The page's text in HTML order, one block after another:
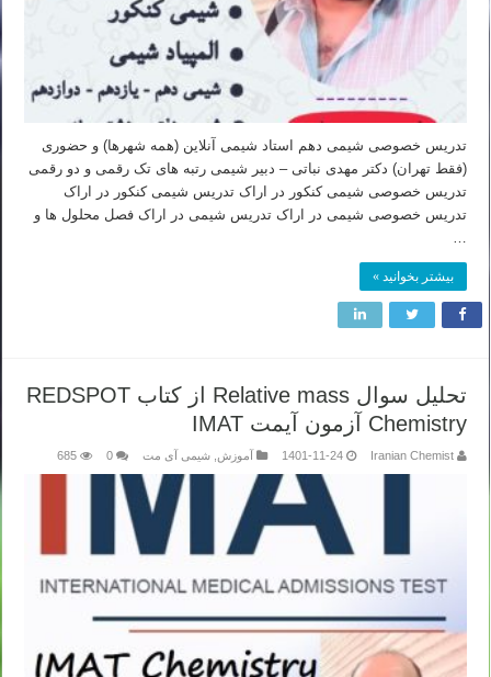
تدریس خصوصی شیمی دهم استاد شیمی آنلاین (همه شهرها) و حضوری
(فقط تهران) دکتر مهدی نباتی – دبیر شیمی رتبه های تک رقمی و دو رقمی
تدریس خصوصی شیمی کنکور در اراک تدریس شیمی کنکور در اراک
تدریس خصوصی شیمی در اراک تدریس شیمی در اراک فصل محلول ها و
…
بیشتر بخوانید »
تحلیل سوال Relative mass از کتاب REDSPOT
Chemistry آزمون آیمت IMAT
Iranian Chemist
1401-11-24 آموزش شیمی آی مت 0
685